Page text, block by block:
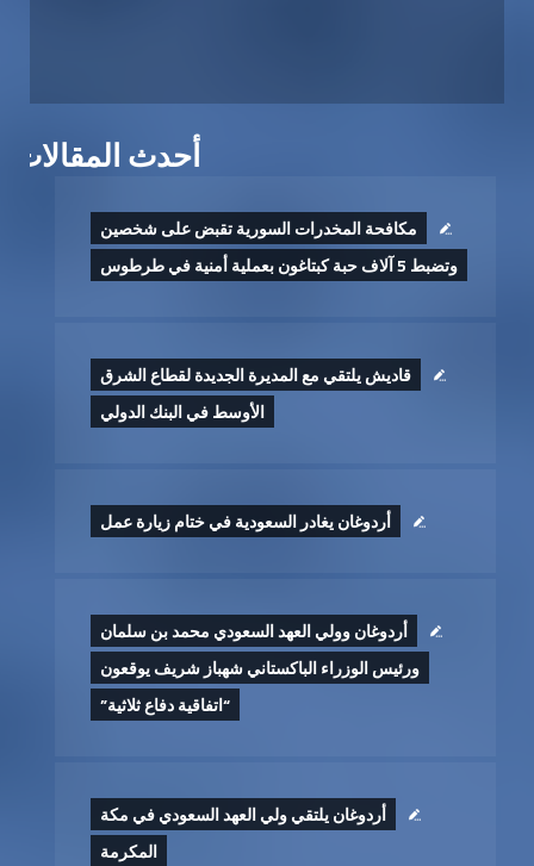
أحدث المقالات
مكافحة المخدرات السورية تقبض على شخصين
وتضبط 5 آلاف حبة كبتاغون بعملية أمنية في طرطوس
قاديش يلتقي مع المديرة الجديدة لقطاع الشرق
الأوسط في البنك الدولي
أردوغان يغادر السعودية في ختام زيارة عمل
أردوغان وولي العهد السعودي محمد بن سلمان
ورئيس الوزراء الباكستاني شهباز شريف يوقعون
“اتفاقية دفاع ثلاثية”
أردوغان يلتقي ولي العهد السعودي في مكة
المكرمة